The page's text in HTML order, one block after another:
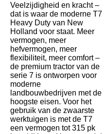
Veelzijdigheid en kracht –
dat is waar de moderne T7
Heavy Duty van New
Holland voor staat. Meer
vermogen, meer
hefvermogen, meer
flexibiliteit, meer comfort –
de premium tractor van de
serie 7 is ontworpen voor
moderne
landbouwbedrijven met de
hoogste eisen. Voor het
gebruik van de zwaarste
werktuigen is met de T7
een vermogen tot 315 pk